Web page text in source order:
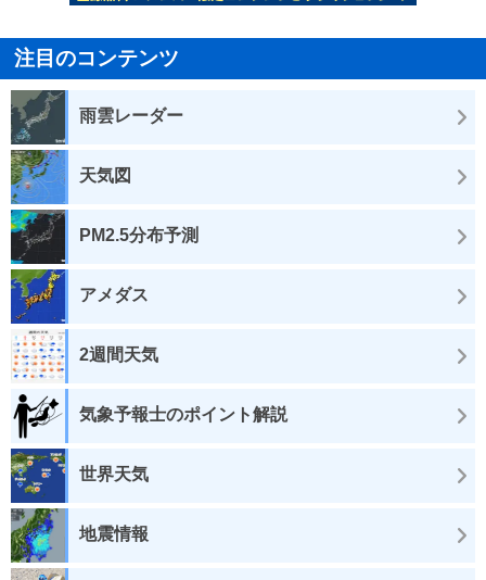
注目のコンテンツ
雨雲レーダー
天気図
PM2.5分布予測
アメダス
2週間天気
気象予報士のポイント解説
世界天気
地震情報